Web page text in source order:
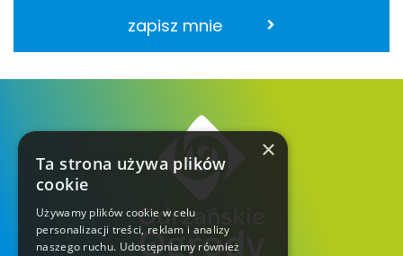
zapisz mnie
×
Ta strona używa plików
cookie
Używamy plików cookie w celu
personalizacji treści, reklam i analizy
naszego ruchu. Udostępniamy również